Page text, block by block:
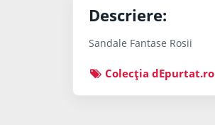
Descriere:
Sandale Fantase Rosii
Colecţia dEpurtat.ro